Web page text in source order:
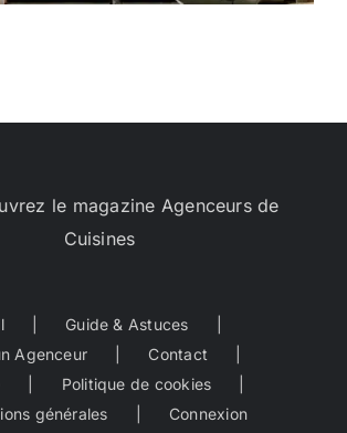
le magazine Agenceurs de
Cuisines
Guide & Astuces
Agenceur
Contact
Politique de cookies
générales
Connexion